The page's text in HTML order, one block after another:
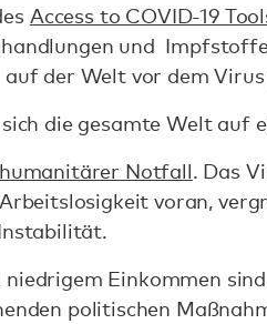
Access to COVID-19
und
auf der Welt vor dem
die gesamte Welt auf
Notfall. Das
voran,
Einkommen
politischen